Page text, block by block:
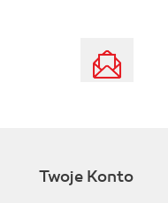
Twoje Konto